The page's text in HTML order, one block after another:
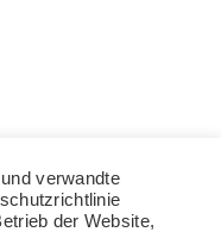
verwandte
der Website,